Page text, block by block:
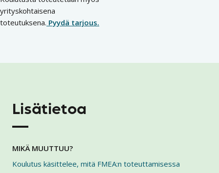
yrityskohtaisena
toteutuksena. Pyydä tarjous.
Lisätietoa
MIKÄ MUUTTUU?
Koulutus käsittelee, mitä FMEA:n toteuttamisessa